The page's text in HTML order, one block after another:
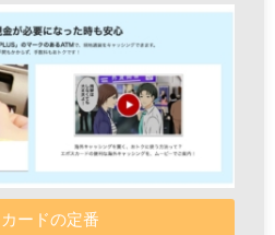
ードの定番